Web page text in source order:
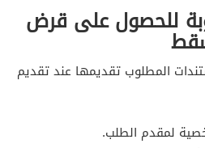
للحصول على قرض
المطلوب تقديمها عند تقديم
لمقدم الطلب.